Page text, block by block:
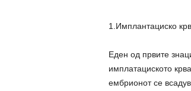
1.Имплантациско
Еден од првите
имплатациското
ембрионот се